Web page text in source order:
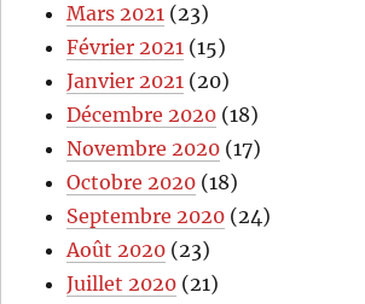
Mars 2021 (23)
Février 2021 (15)
Janvier 2021 (20)
Décembre 2020 (18)
Novembre 2020 (17)
Octobre 2020 (18)
Septembre 2020 (24)
Août 2020 (23)
Juillet 2020 (21)